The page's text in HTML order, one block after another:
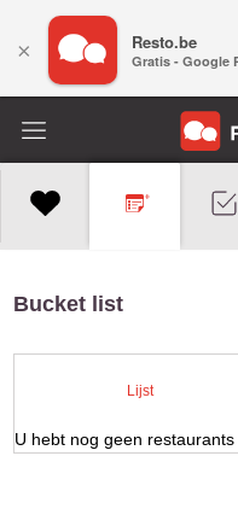
Bucket list
Lijst
U hebt nog geen
× Resto.be
Gratis - Google